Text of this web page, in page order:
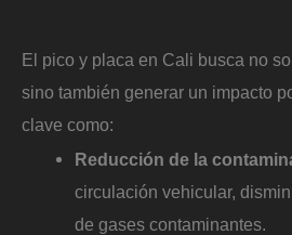
El pico y placa en Cali busca no
sino también generar un impacto
clave como:
Reducción de la
circulación vehicular,
de gases contaminantes.